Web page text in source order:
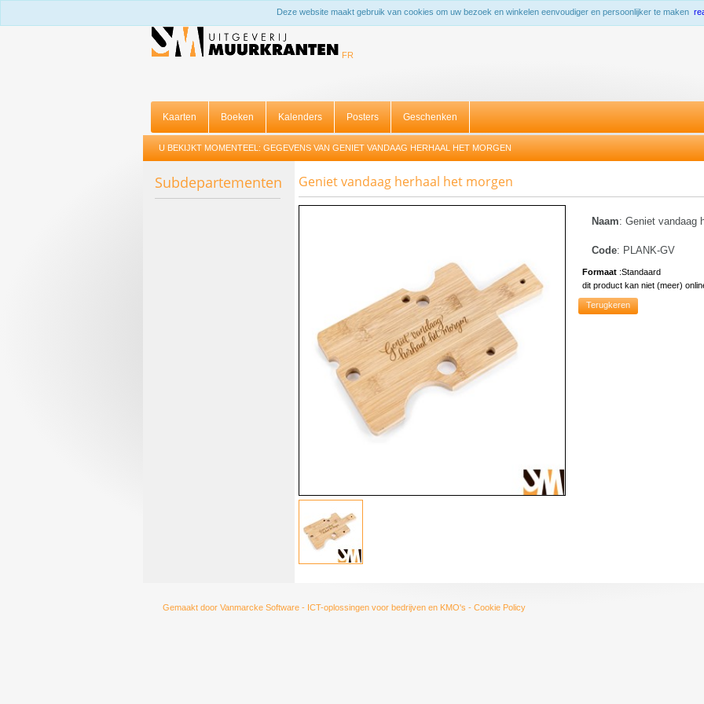
Deze website maakt gebruik van cookies om uw bezoek en winkelen eenvoudiger en persoonlijker te maken
FR
Kaarten Boeken Kalenders Posters Geschenken
U BEKIJKT MOMENTEEL: GEGEVENS VAN GENIET VANDAAG HERHAAL HET MORGEN
Subdepartementen Geniet vandaag herhaal het morgen
Naam: Geniet vandaag
Code: PLANK-GV
Formaat :Standaard
dit product kan niet (meer)
Terugkeren
Gemaakt door Vanmarcke Software - ICT-oplossingen voor bedrijven en KMO's - Cookie Policy